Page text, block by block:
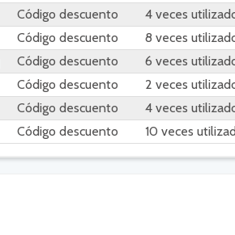
Código descuento
4 veces
Código descuento
8 veces
Código descuento
6 veces
Código descuento
2 veces
Código descuento
4 veces
Código descuento 10 veces